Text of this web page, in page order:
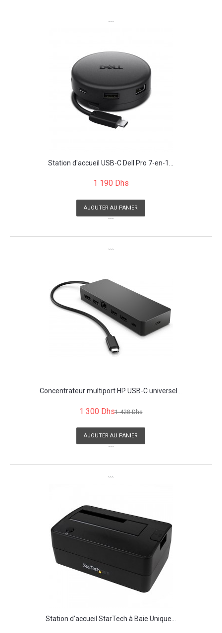
```
Station d'accueil USB-C Dell Pro 7-en-1...
1 190 Dhs
AJOUTER AU PANIER
```
```
Concentrateur multiport HP USB-C universel...
1 300 Dhs1 428 Dhs
AJOUTER AU PANIER
```
```
Station d’accueil StarTech à Baie Unique...